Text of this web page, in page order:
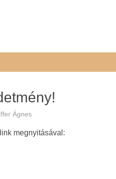
Ágnes
megnyitásával: